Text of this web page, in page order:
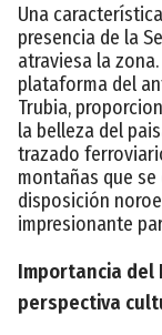
Una
presencia de la
atraviesa la
plataforma del
Trubia,
la belleza del
trazado
montañas que
disposición
impresionante
Importancia del
perspectiva